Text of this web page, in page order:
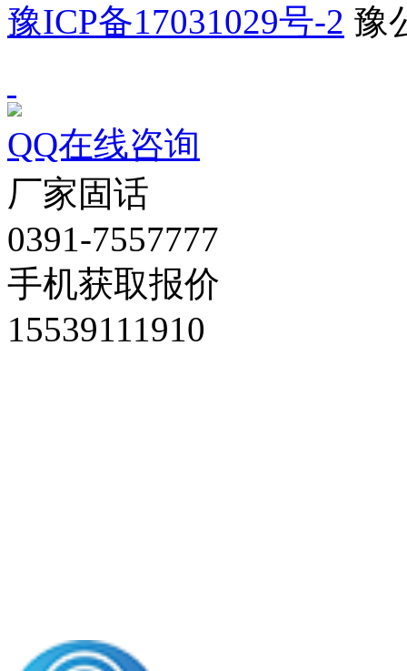
豫ICP备17031029号-2 豫
QQ在线咨询
厂家固话
0391-7557777
手机获取报价
15539111910